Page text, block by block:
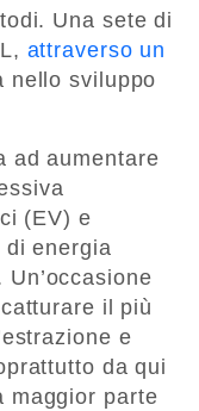
Una sete di
attraverso un
nello sviluppo
ad aumentare
(EV) e
di energia
il più
e
da qui
maggior parte